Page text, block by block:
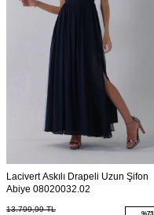
Lacivert Askılı Drapeli Uzun Şifon
Abiye 08020032.02
13.799,99TL